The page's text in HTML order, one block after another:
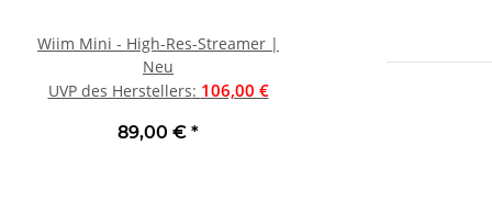
Wiim Mini - High-Res-Streamer |
Neu
UVP des Herstellers: 106,00 €
89,00 € *
0,75mm²